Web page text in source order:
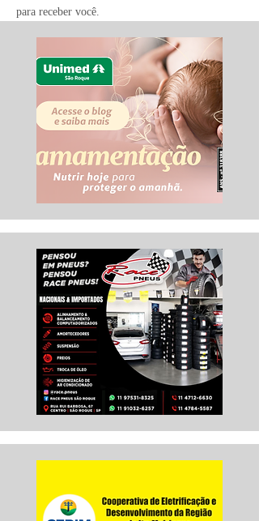
para receber você.